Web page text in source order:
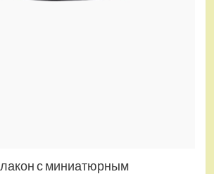
с миниатюрным